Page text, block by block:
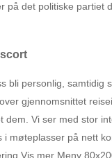
på det politiske
bli personlig,
gjennomsnittet
Vi ser med stor
møteplasser på nett
Vis mer Meny